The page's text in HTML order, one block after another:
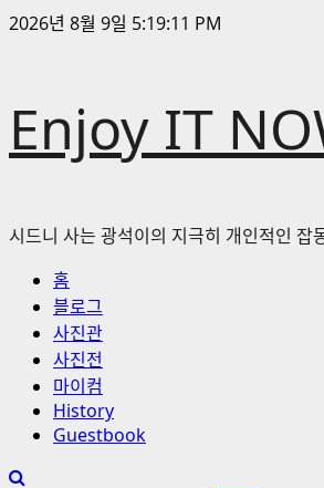
콘
바
로
2026년 8월 9일 5:19:12 PM
Enjoy IT
시드니 사는 광석이의 지극히 개인적인
홈
블로그
사진관
사진전
마이컴
History
Guestbook